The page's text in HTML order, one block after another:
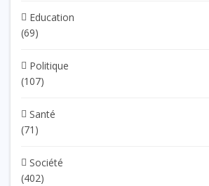
Education
(69)
Politique
(107)
Santé
(71)
Société
(402)